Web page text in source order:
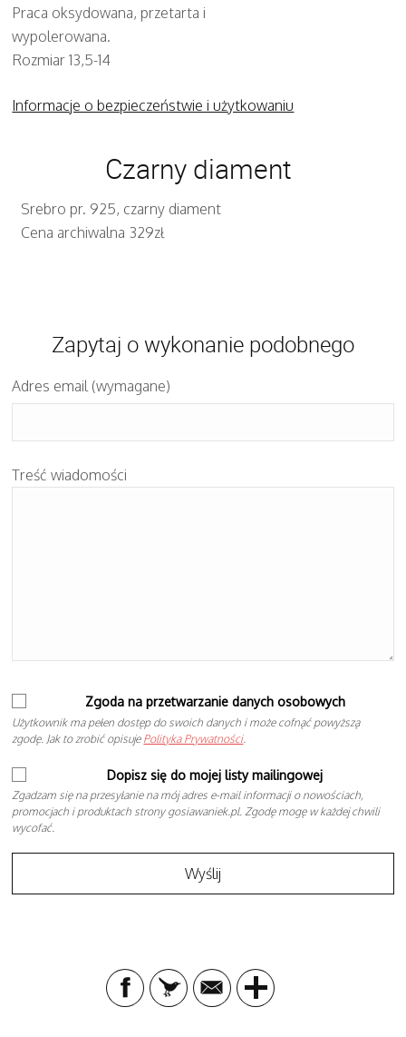
Praca oksydowana, przetarta i
wypolerowana.
Rozmiar 13,5-14
Informacje o bezpieczeństwie i użytkowaniu
Czarny diament
Srebro pr. 925, czarny diament
Cena archiwalna 329zł
Zapytaj o wykonanie podobnego
Adres email (wymagane)
Treść wiadomości
Zgoda na przetwarzanie danych osobowych
Użytkownik ma pełen dostęp do swoich danych i może cofnąć powyższą
zgodę. Jak to zrobić opisuje Polityka Prywatności.
Dopisz się do mojej listy mailingowej
Zgadzam się na przesyłanie na mój adres e-mail informacji o nowościach,
promocjach i produktach strony gosiawaniek.pl. Zgodę mogę w każdej chwili
wycofać.